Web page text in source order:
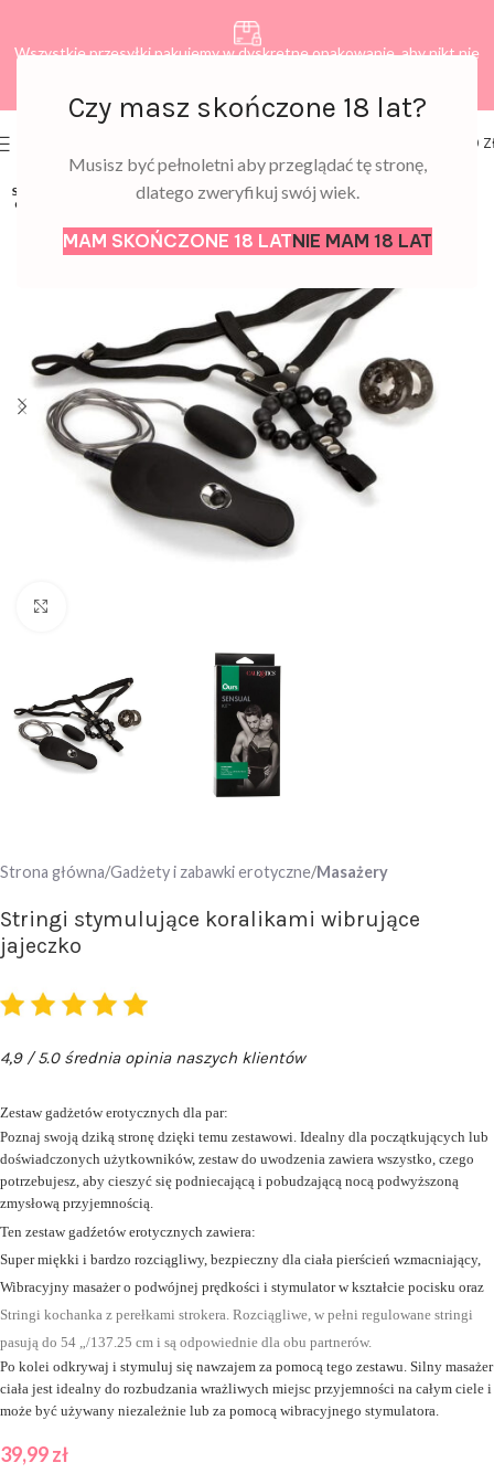
Czy masz skończone 18 lat?
Musisz być pełnoletni aby przeglądać tę stronę,
dlatego zweryfikuj swój wiek.
MAM SKOŃCZONE 18 LATNIE MAM 18 LAT
Wszystkie przesyłki pakujemy w dyskretne opakowanie, aby nikt nie
0,00
SOLD
OUT
Strona główna Gadżety i zabawki erotyczne Masażery
Stringi stymulujące koralikami wibrujące
jajeczko
4,9 / 5.0 średnia opinia naszych klientów
Zestaw gadżetów erotycznych dla par:
Poznaj swoją dziką stronę dzięki temu zestawowi. Idealny dla początkujących lub
doświadczonych użytkowników, zestaw do uwodzenia zawiera wszystko, czego
potrzebujesz, aby cieszyć się podniecającą i pobudzającą nocą podwyższoną
zmysłową przyjemnością.
Ten zestaw gadźetów erotycznych zawiera:
Super miękki i bardzo rozciągliwy, bezpieczny dla ciała pierścień wzmacniający,
Wibracyjny masażer o podwójnej prędkości i stymulator w kształcie pocisku oraz
Stringi kochanka z perełkami strokera. Rozciągliwe, w pełni regulowane stringi
pasują do 54 „/137.25 cm i są odpowiednie dla obu partnerów.
Po kolei odkrywaj i stymuluj się nawzajem za pomocą tego zestawu. Silny masażer
ciała jest idealny do rozbudzania wrażliwych miejsc przyjemności na całym ciele i
może być używany niezależnie lub za pomocą wibracyjnego stymulatora.
39,99zł